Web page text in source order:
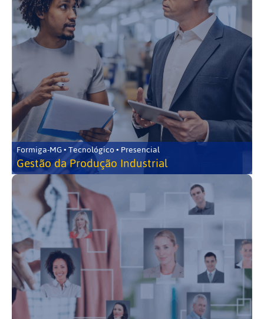
Formiga-MG • Tecnológico • Presencial
Gestão da Produção Industrial